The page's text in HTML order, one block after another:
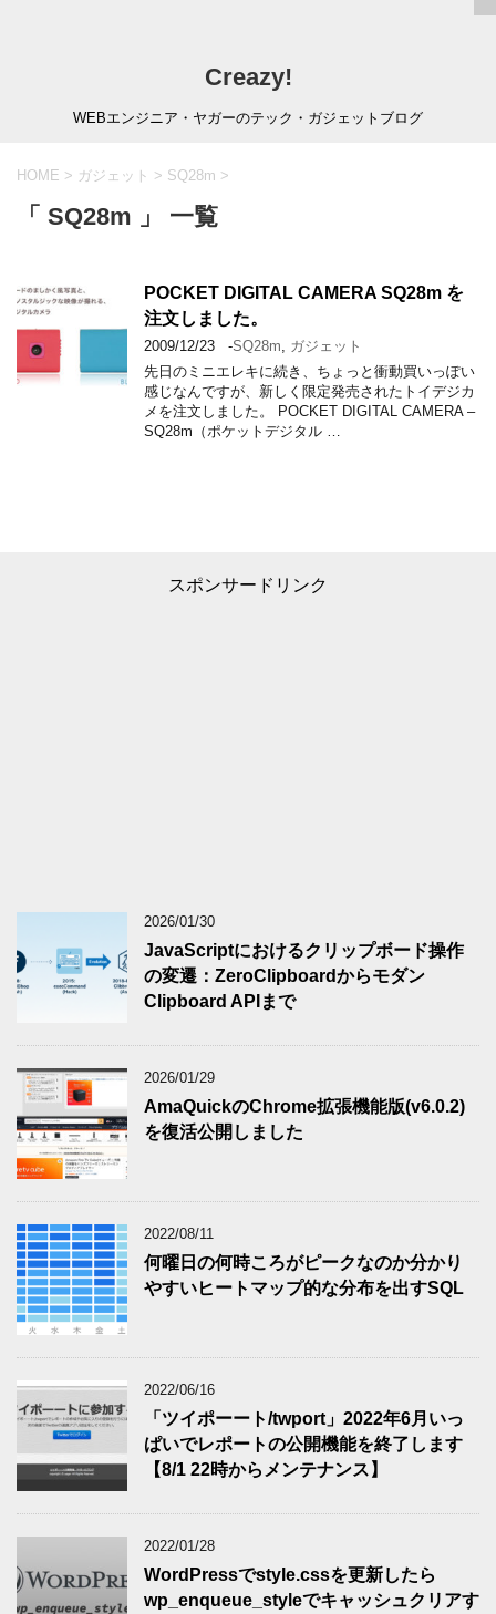
Creazy!
WEBエンジニア・ヤガーのテック・ガジェットブログ
HOME > ガジェット > SQ28m >
「 SQ28m 」 一覧
POCKET DIGITAL CAMERA SQ28m を
注文しました。
2009/12/23 -SQ28m, ガジェット
先日のミニエレキに続き、ちょっと衝動買いっぽい
感じなんですが、新しく限定発売されたトイデジカ
メを注文しました。 POCKET DIGITAL CAMERA –
SQ28m（ポケットデジタル …
スポンサードリンク
2026/01/30
JavaScriptにおけるクリップボード操作
の変遷：ZeroClipboardからモダン
Clipboard APIまで
2026/01/29
AmaQuickのChrome拡張機能版(v6.0.2)
を復活公開しました
2022/08/11
何曜日の何時ころがピークなのか分かり
やすいヒートマップ的な分布を出すSQL
2022/06/16
「ツイポーート/twport」2022年6月いっ
ぱいでレポートの公開機能を終了します
【8/1 22時からメンテナンス】
2022/01/28
WordPressでstyle.cssを更新したら
wp_enqueue_styleでキャッシュクリアす